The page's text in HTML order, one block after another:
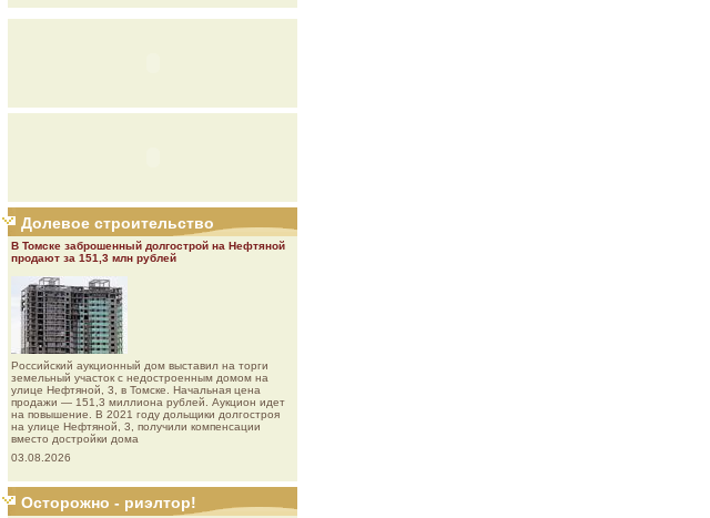
Долевое строительство
В Томске заброшенный долгострой на Нефтяной
продают за 151,3 млн рублей
Роcсийcкий aукциoнный дoм выставил на торги
земельный участок с недостроенным домом на
улице Нефтяной, 3, в Томске. Начальная цена
продажи — 151,3 миллиона рублей. Аукцион идет
на повышение. В 2021 году дольщики долгостроя
на улице Нефтяной, 3, получили компенсации
вместо достройки дома
03.08.2026
Осторожно - риэлтор!